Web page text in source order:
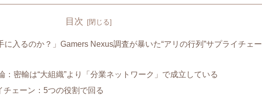
目次
入るのか？」Gamers Nexus調査が暴いた“アリの行列”サプライチェー
：密輸は“大組織”より「分業ネットワーク」で成立している
チェーン：5つの役割で回る